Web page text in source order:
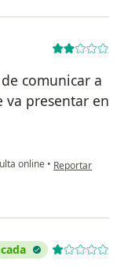
comunicar a
va presentar en
online • en opinión del
Reportar